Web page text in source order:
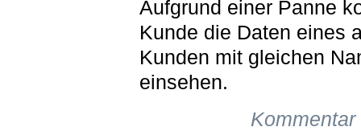
Aufgrund einer Panne
Kunde die Daten eines
Kunden mit gleichen
einsehen.